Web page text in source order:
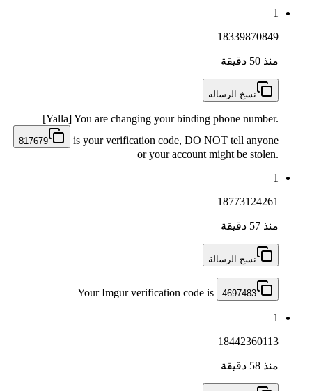
1
18339870849
منذ 50 دقيقة
نسخ الرسالة
[Yalla] You are changing your binding phone number.
817679
is your verification code, DO NOT tell anyone
or your account might be stolen.
1
18773124261
منذ 57 دقيقة
نسخ الرسالة
Your Imgur verification code is 4697483
1
18442360113
منذ 58 دقيقة